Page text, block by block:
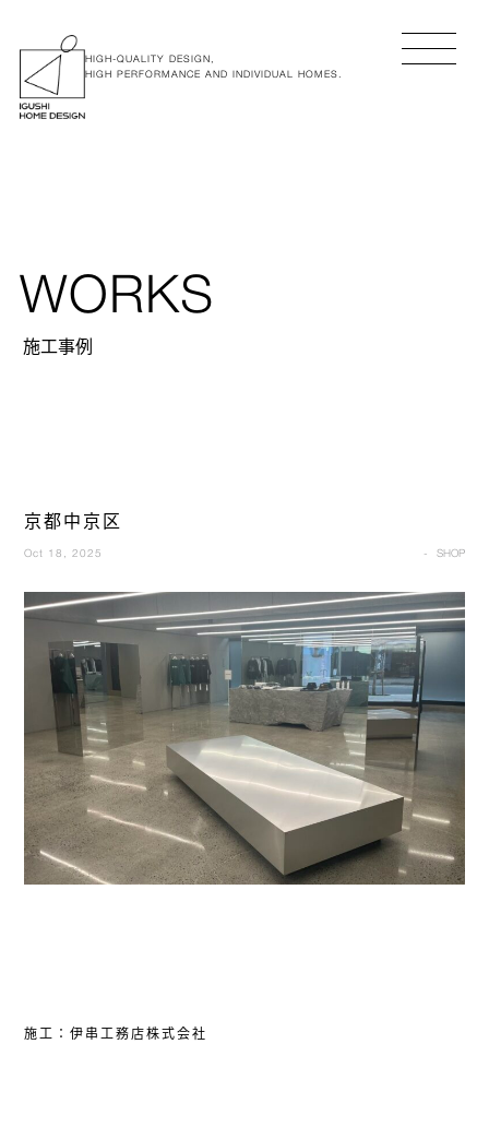
HIGH-QUALITY DESIGN,
HIGH PERFORMANCE AND INDIVIDUAL HOMES.
WORKS
施工事例
京都中京区
Oct 18, 2025 SHOP
施工：伊串工務店株式会社